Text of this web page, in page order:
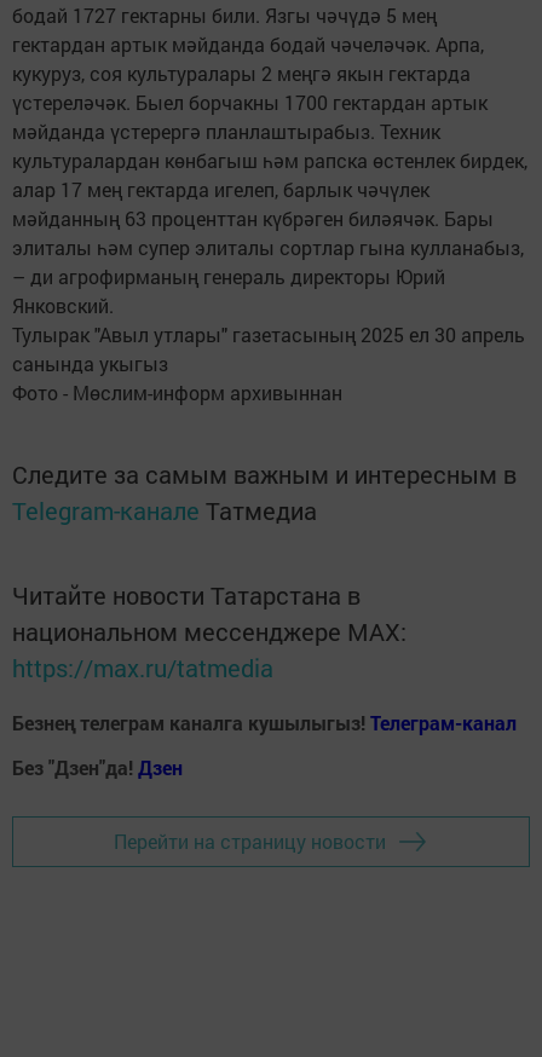
бодай 1727 гектарны били. Язгы чәчүдә 5 мең
гектардан артык мәйданда бодай чәчеләчәк. Арпа,
кукуруз, соя культуралары 2 меңгә якын гектарда
үстереләчәк. Быел борчакны 1700 гектардан артык
мәйданда үстерергә планлаштырабыз. Техник
культуралардан көнбагыш һәм рапска өстенлек бирдек,
алар 17 мең гектарда игелеп, барлык чәчүлек
мәйданның 63 проценттан күбрәген биләячәк. Бары
элиталы һәм супер элиталы сортлар гына кулланабыз,
– ди агрофирманың генераль директоры Юрий
Янковский.
Тулырак "Авыл утлары" газетасының 2025 ел 30 апрель
санында укыгыз
Фото - Мөслим-информ архивыннан
Следите за самым важным и интересным в
Telegram-канале Татмедиа
Читайте новости Татарстана в
национальном мессенджере MАХ:
https://max.ru/tatmedia
Безнең телеграм каналга кушылыгыз! Телеграм-канал
Без "Дзен"да! Дзен
Перейти на страницу новости